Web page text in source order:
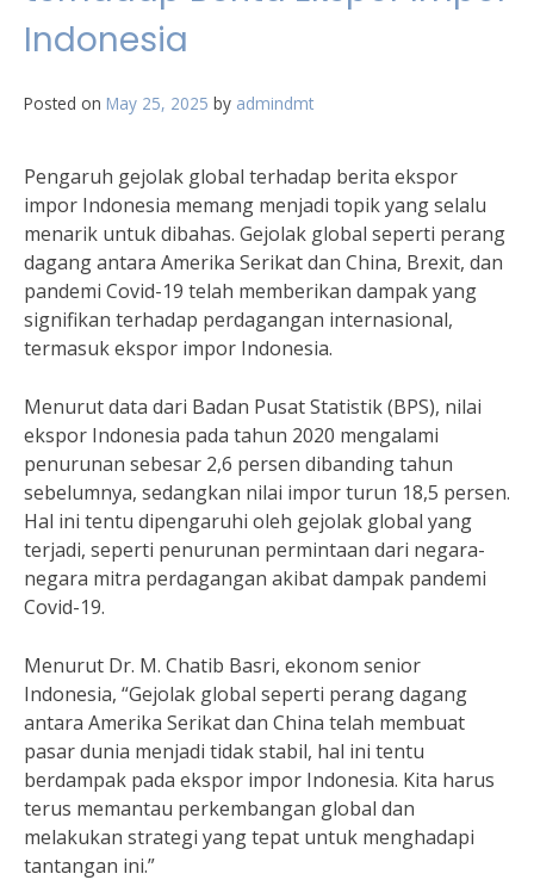
Indonesia
Posted on May 25, 2025 by admindmt
Pengaruh gejolak global terhadap berita ekspor
impor Indonesia memang menjadi topik yang selalu
menarik untuk dibahas. Gejolak global seperti perang
dagang antara Amerika Serikat dan China, Brexit, dan
pandemi Covid-19 telah memberikan dampak yang
signifikan terhadap perdagangan internasional,
termasuk ekspor impor Indonesia.
Menurut data dari Badan Pusat Statistik (BPS), nilai
ekspor Indonesia pada tahun 2020 mengalami
penurunan sebesar 2,6 persen dibanding tahun
sebelumnya, sedangkan nilai impor turun 18,5 persen.
Hal ini tentu dipengaruhi oleh gejolak global yang
terjadi, seperti penurunan permintaan dari negara-
negara mitra perdagangan akibat dampak pandemi
Covid-19.
Menurut Dr. M. Chatib Basri, ekonom senior
Indonesia, “Gejolak global seperti perang dagang
antara Amerika Serikat dan China telah membuat
pasar dunia menjadi tidak stabil, hal ini tentu
berdampak pada ekspor impor Indonesia. Kita harus
terus memantau perkembangan global dan
melakukan strategi yang tepat untuk menghadapi
tantangan ini.”